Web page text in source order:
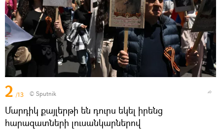
2 /13 © Sputnik
Մարդիկ քայլերթի են դուրս եկել իրենց
հարազատների լուսանկարներով